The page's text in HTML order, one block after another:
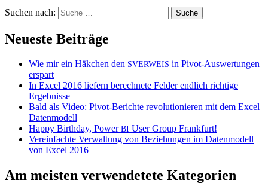
Suchen nach:
Neueste Beiträge
Wie mir ein Häkchen den SVERWEIS in Pivot-Auswertungen
erspart
In Excel 2016 liefern berechnete Felder endlich richtige
Ergebnisse
Bald als Video: Pivot-Berichte revolutionieren mit dem Excel
Datenmodell
Happy Birthday, PowerBI User Group Frankfurt!
Vereinfachte Verwaltung von Beziehungen im Datenmodell
von Excel 2016
Am meisten verwendetete Kategorien